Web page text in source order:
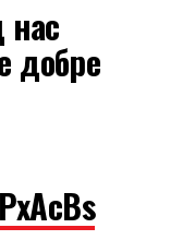
нас
добре